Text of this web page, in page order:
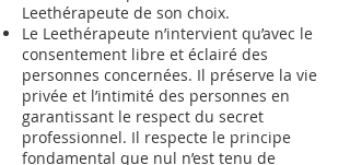
Leethérapeute de son choix.
Le Leethérapeute n’intervient qu’avec le
consentement libre et éclairé des
personnes concernées. Il préserve la vie
privée et l’intimité des personnes en
garantissant le respect du secret
professionnel. Il respecte le principe
fondamental que nul n’est tenu de